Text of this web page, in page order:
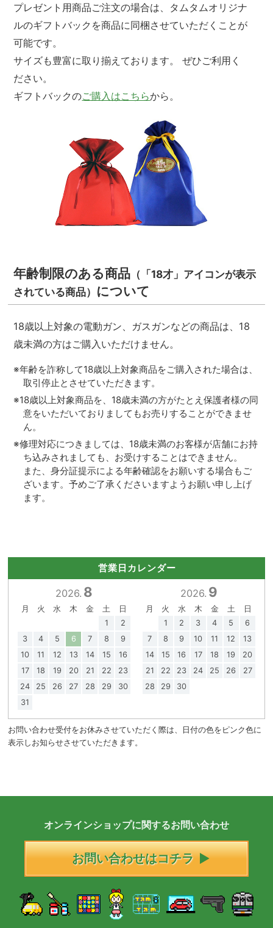
プレゼント用商品ご注文の場合は、タムタムオリジナ
ルのギフトバックを商品に同梱させていただくことが
可能です。
サイズも豊富に取り揃えております。 ぜひご利用く
ださい。
ギフトバックのご購入はこちらから。
年齢制限のある商品 （「18才」アイコンが表示
されている商品） について
18歳以上対象の電動ガン、ガスガンなどの商品は、18
歳未満の方はご購入いただけません。
※年齢を詐称して18歳以上対象商品をご購入された場合は、
取引停止とさせていただきます。
※18歳以上対象商品を、18歳未満の方がたとえ保護者様の同
意をいただいておりましてもお売りすることができませ
ん。
※修理対応につきましては、18歳未満のお客様が店舗にお持
ち込みされましても、お受けすることはできません。
また、身分証提示による年齢確認をお願いする場合もご
ざいます。予めご了承くださいますようお願い申し上げ
ます。
営業日カレンダー
2026. 8
月 火 水 木 金 土
日
1
2
3
4 5 6 7 8
9
10
11 12 13 14 15
16
17
18 19 20 21 22
23
24
25 26 27 28 29
30
31
2026. 9
月 火 水 木 金 土
日
1
2 3 4 5
6
7
8 9 10 11 12
13
14
15 16 17 18 19
20
21
22 23 24 25 26
27
28
29 30
お問い合わせ受付をお休みさせていただく際は、日付の色をピンク色に
表示しお知らせさせていただきます。
オンラインショップに関するお問い合わせ
お問い合わせはコチラ